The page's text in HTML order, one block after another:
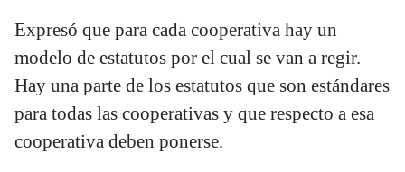
Expresó que para cada cooperativa hay un
modelo de estatutos por el cual se van a regir.
Hay una parte de los estatutos que son estándares
para todas las cooperativas y que respecto a esa
cooperativa deben ponerse.